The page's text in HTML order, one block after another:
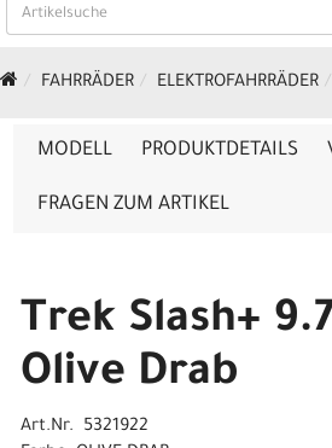
FAHRRÄDER ELEKTROFAHRRÄDER
MODELL PRODUKTDETAILS
FRAGEN ZUM ARTIKEL
Trek Slash+
Olive Drab
Art.Nr. 5321922